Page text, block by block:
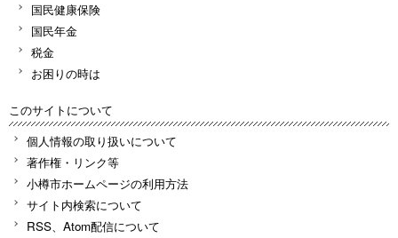
国民健康保険
国民年金
税金
お困りの時は
このサイトについて
個人情報の取り扱いについて
著作権・リンク等
小樽市ホームページの利用方法
サイト内検索について
RSS、Atom配信について